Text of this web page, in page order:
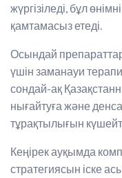
жүргізіледі, бұл
қамтамасыз етеді.
Осындай
үшін заманауи
сондай-ақ
нығайтуға және
тұрақтылығын
Кеңірек ауқымда
стратегиясын іске